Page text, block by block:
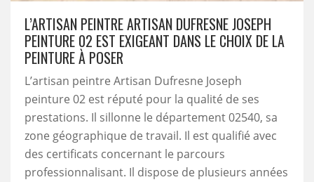
L’ARTISAN PEINTRE ARTISAN DUFRESNE JOSEPH
PEINTURE 02 EST EXIGEANT DANS LE CHOIX DE LA
PEINTURE À POSER
L’artisan peintre Artisan Dufresne Joseph
peinture 02 est réputé pour la qualité de ses
prestations. Il sillonne le département 02540, sa
zone géographique de travail. Il est qualifié avec
des certificats concernant le parcours
professionnalisant. Il dispose de plusieurs années